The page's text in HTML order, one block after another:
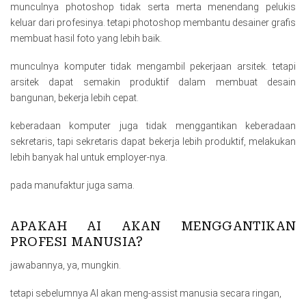
munculnya photoshop tidak serta merta menendang pelukis
keluar dari profesinya. tetapi photoshop membantu desainer grafis
membuat hasil foto yang lebih baik.
munculnya komputer tidak mengambil pekerjaan arsitek. tetapi
arsitek dapat semakin produktif dalam membuat desain
bangunan, bekerja lebih cepat.
keberadaan komputer juga tidak menggantikan keberadaan
sekretaris, tapi sekretaris dapat bekerja lebih produktif, melakukan
lebih banyak hal untuk employer-nya.
pada manufaktur juga sama.
APAKAH AI AKAN MENGGANTIKAN
PROFESI MANUSIA?
jawabannya, ya, mungkin.
tetapi sebelumnya AI akan meng-assist manusia secara ringan,